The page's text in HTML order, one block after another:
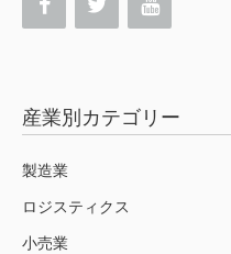
産業別カテゴリー
製造業
ロジスティクス
小売業